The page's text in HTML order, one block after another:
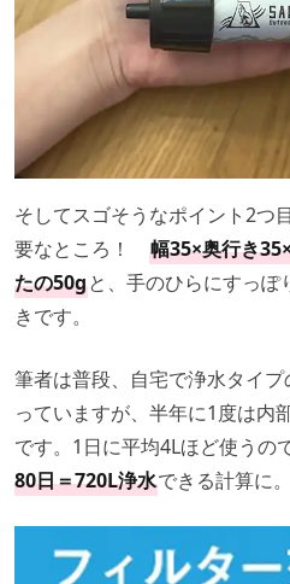
そしてスゴそうなポイント2つ
要なところ！ 幅35×奥行き
たの50gと、手のひらにすっ
きです。
筆者は普段、自宅で浄水タイ
っていますが、半年に1度は内
です。1日に平均4Lほど使うの
80日＝720L浄水できる計算に。